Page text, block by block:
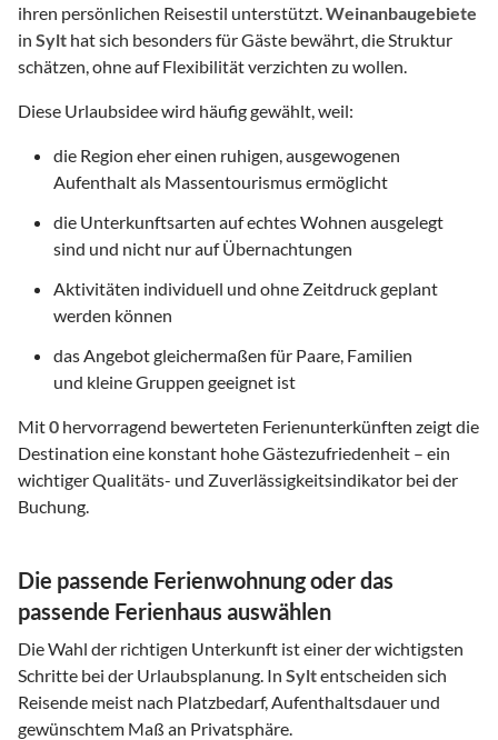
ihren persönlichen Reisestil unterstützt. Weinanbaugebiete
in Sylt hat sich besonders für Gäste bewährt, die Struktur
schätzen, ohne auf Flexibilität verzichten zu wollen.
Diese Urlaubsidee wird häufig gewählt, weil:
die Region eher einen ruhigen, ausgewogenen
Aufenthalt als Massentourismus ermöglicht
die Unterkunftsarten auf echtes Wohnen ausgelegt
sind und nicht nur auf Übernachtungen
Aktivitäten individuell und ohne Zeitdruck geplant
werden können
das Angebot gleichermaßen für Paare, Familien
und kleine Gruppen geeignet ist
Mit0 hervorragend bewerteten Ferienunterkünften zeigt die
Destination eine konstant hohe Gästezufriedenheit – ein
wichtiger Qualitäts- und Zuverlässigkeitsindikator bei der
Buchung.
Die passende Ferienwohnung oder das
passende Ferienhaus auswählen
Die Wahl der richtigen Unterkunft ist einer der wichtigsten
Schritte bei der Urlaubsplanung. In Syltentscheiden sich
Reisende meist nach Platzbedarf, Aufenthaltsdauer und
gewünschtem Maß an Privatsphäre.